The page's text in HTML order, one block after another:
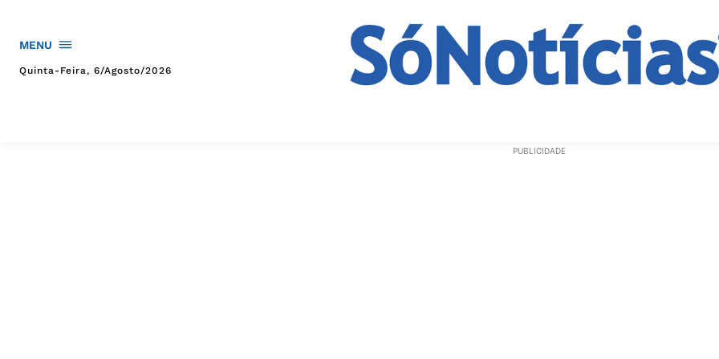
MENU
Quinta-Feira, 6/agosto/2026
PUBLICIDADE